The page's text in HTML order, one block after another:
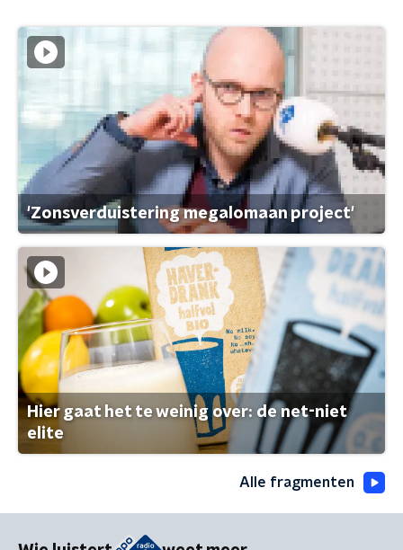
'Zonsverduistering megalomaan project'
Hier gaat het te weinig over: de net-niet
elite
Alle fragmenten